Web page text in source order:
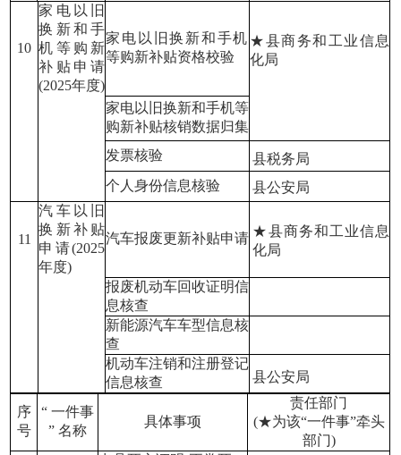
10
家电以旧
换新和手
机等购新
补贴申请
(2025年度)
家电以旧换新和手机
等购新补贴资格校验
★县商务和工业信息
化局
家电以旧换新和手机等
购新补贴核销数据归集
发票核验
县税务局
个人身份信息核验
县公安局
11
汽车以旧
换新补贴
申请(2025
年度)
汽车报废更新补贴申请 ★县商务和工业信息
化局
报废机动车回收证明信
息核查
新能源汽车车型信息核
查
机动车注销和注册登记
信息核查
县公安局
序
号
“ 一件事
” 名称
具体事项
责任部门
(★为该“一件事”牵头
部门)